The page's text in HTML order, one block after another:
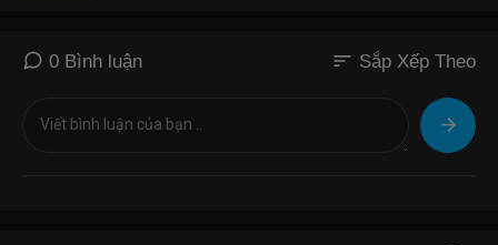
___ 0 Bình luận sort Sắp Xếp Theo